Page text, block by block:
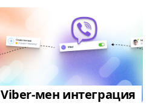
қолжетімділік.
Viber-мен интеграция